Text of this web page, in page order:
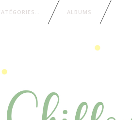
ALBUMS